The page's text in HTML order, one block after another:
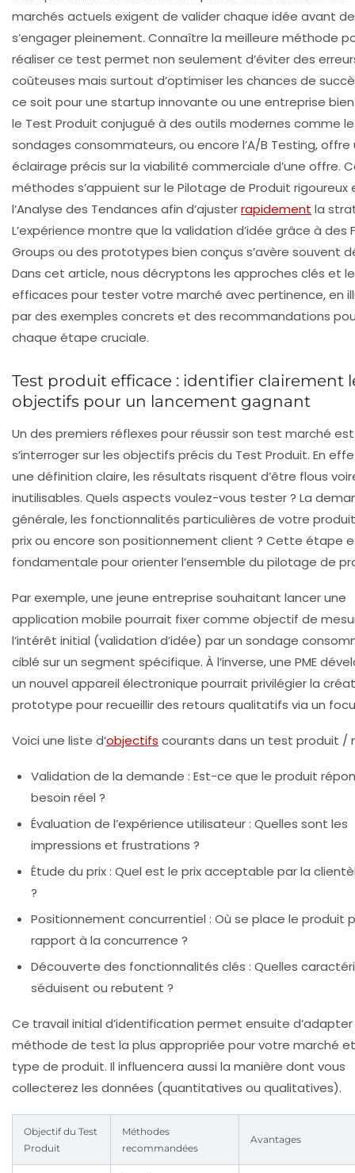
marchés actuels exigent de valider chaque idée avant de
s’engager pleinement. Connaître la meilleure méthode
réaliser ce test permet non seulement d’éviter des
coûteuses mais surtout d’optimiser les chances de
ce soit pour une startup innovante ou une entreprise
le Test Produit conjugué à des outils modernes comme le
sondages consommateurs, ou encore l’A/B Testing, offre
éclairage précis sur la viabilité commerciale d’une offre.
méthodes s’appuient sur le Pilotage de Produit rigoureux
l’Analyse des Tendances afin d’ajusterrapidement la
L’expérience montre que la validation d’idée grâce à des
Groups ou des prototypes bien conçus s’avère souvent
Dans cet article, nous décryptons les approches clés et
efficaces pour tester votre marché avec pertinence, en
par des exemples concrets et des recommandations
chaque étape cruciale.
Test produit efficace : identifier clairement
objectifs pour un lancement gagnant
Un des premiers réflexes pour réussir son test marché
s’interroger sur les objectifs précis du Test Produit. En
une définition claire, les résultats risquent d’être flous
inutilisables. Quels aspects voulez-vous tester ? La
générale, les fonctionnalités particulières de votre
prix ou encore son positionnement client ? Cette étape
fondamentale pour orienter l’ensemble du pilotage de
Par exemple, une jeune entreprise souhaitant lancer une
application mobile pourrait fixer comme objectif de
l’intérêt initial (validation d’idée) par un sondage
ciblé sur un segment spécifique. À l’inverse, une PME
un nouvel appareil électronique pourrait privilégier la
prototype pour recueillir des retours qualitatifs via un
Voici une liste d’objectifs courants dans un test produit /
Validation de la demande : Est-ce que le produit
besoin réel ?
Évaluation de l’expérience utilisateur: Quelles sont les
impressions et frustrations ?
Étude du prix: Quel est le prix acceptable par la
?
Positionnement concurrentiel : Où se place le produit
rapport à la concurrence ?
Découverte des fonctionnalités clés : Quelles
séduisent ou rebutent ?
Ce travail initial d’identification permet ensuite d’adapter
méthode de test la plus appropriée pour votre marché
type de produit. Il influencera aussi la manière dont vous
collecterez les données (quantitatives ou qualitatives).
Objectif du Test
Produit
Méthodes
recommandées
Avantages